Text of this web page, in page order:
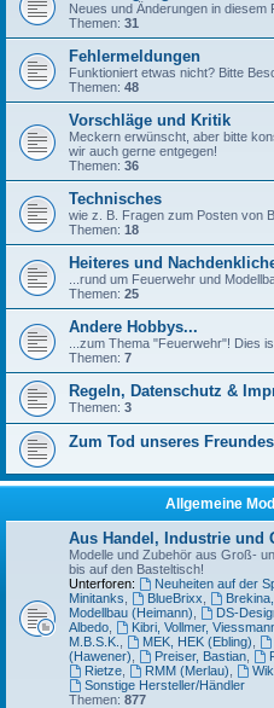
Neues und Änderungen in diesem
Themen: 31
Fehlermeldungen
Funktioniert etwas nicht? Bitte
Themen: 48
Vorschläge und Kritik
Meckern erwünscht, aber bitte
wir auch gerne entgegen!
Themen: 36
Technisches
wie z. B. Fragen zum Posten von
Themen: 18
Heiteres und
...rund um Feuerwehr und
Themen: 25
Andere Hobbys...
...zum Thema "Feuerwehr"! Dies
Themen: 7
Regeln, Datenschutz &
Themen: 3
Zum Tod unseres
Allgemeine
Aus Handel, Industrie und
Modelle und Zubehör aus Groß-
bis auf den Basteltisch!
Unterforen:
Neuheiten auf der
Minitanks
BlueBrixx
Modellbau (Heimann)
DS-
Albedo
Kibri, Vollmer,
M.B.S.K.
MEK, HEK (Ebling)
(Hawener)
Preiser, Bastian,
Rietze, RMM (Merlau)
Sonstige Hersteller/Händler
Themen: 877